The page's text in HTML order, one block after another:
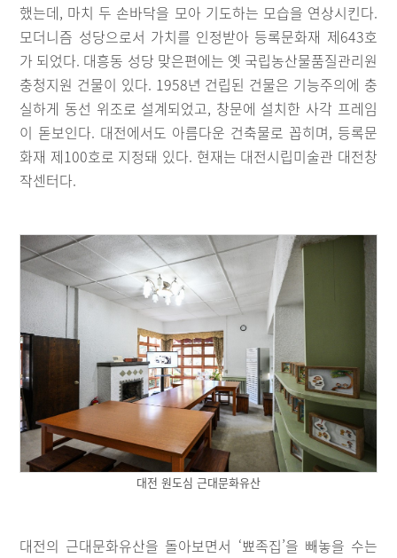
했는데, 마치 두 손바닥을 모아 기도하는 모습을 연상시킨다.
모더니즘 성당으로서 가치를 인정받아 등록문화재 제643호
가 되었다. 대흥동 성당 맞은편에는 옛 국립농산물품질관리원
충청지원 건물이 있다. 1958년 건립된 건물은 기능주의에 충
실하게 동선 위조로 설계되었고, 창문에 설치한 사각 프레임
이 돋보인다. 대전에서도 아름다운 건축물로 꼽히며, 등록문
화재 제100호로 지정돼 있다. 현재는 대전시립미술관 대전창
작센터다.
대전 원도심 근대문화유산
대전의 근대문화유산을 돌아보면서 ‘뾰족집’을 빼놓을 수는